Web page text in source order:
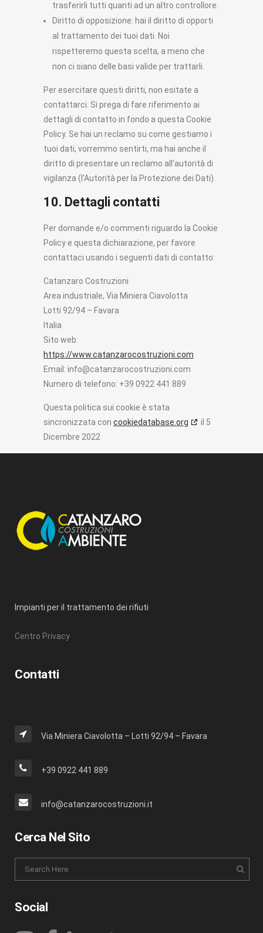
trasferirli tutti quanti ad un altro controllore.
Diritto di opposizione: hai il diritto di opporti
al trattamento dei tuoi dati. Noi
rispetteremo questa scelta, a meno che
non ci siano delle basi valide per trattarli.
Per esercitare questi diritti, non esitate a
contattarci. Si prega di fare riferimento ai
dettagli di contatto in fondo a questa Cookie
Policy. Se hai un reclamo su come gestiamo i
tuoi dati, vorremmo sentirti, ma hai anche il
diritto di presentare un reclamo all’autorità di
vigilanza (l’Autorità per la Protezione dei Dati).
10. Dettagli contatti
Per domande e/o commenti riguardo la Cookie
Policy e questa dichiarazione, per favore
contattaci usando i seguenti dati di contatto:
Catanzaro Costruzioni
Area industriale, Via Miniera Ciavolotta
Lotti 92/94 – Favara
Italia
Sito web:
https://www.catanzarocostruzioni.com
Email: moc.inoizurtsocoraznatac@ofni
Numero di telefono: +39 0922 441 889
Questa politica sui cookie è stata
sincronizzata con cookiedatabase.org
il 5
Dicembre 2022
Impianti per il trattamento dei rifiuti
Centro Privacy
Contatti
Via Miniera Ciavolotta – Lotti 92/94 – Favara
+39 0922 441 889
info@catanzarocostruzioni.it
Cerca Nel Sito
Social